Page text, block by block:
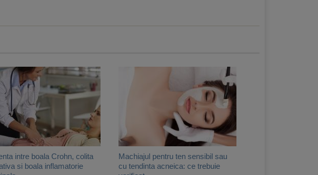
intre boala Crohn, colita
si boala inflamatorie
Machiajul pentru ten sensibil sau
cu tendinta acneica: ce trebuie